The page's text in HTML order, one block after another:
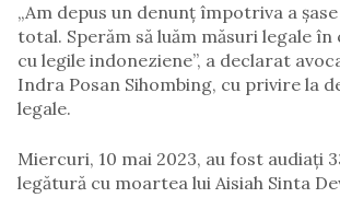
„Am depus un denunț împotriva a
total. Sperăm să luăm măsuri legale
cu legile indoneziene”, a declarat
Indra Posan Sihombing, cu privire la
legale.
Miercuri, 10 mai 2023, au fost audiați
legătură cu moartea lui Aisiah Sinta